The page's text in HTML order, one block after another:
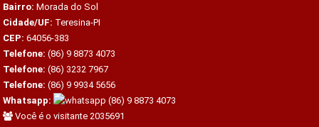
Bairro: Morada do Sol
Cidade/UF: Teresina-PI
CEP: 64056-383
Telefone: (86) 9 8873 4073
Telefone: (86) 3232 7967
Telefone: (86) 9 9934 5656
Whatsapp:
(86) 9 8873 4073
Você é o visitante 2035691